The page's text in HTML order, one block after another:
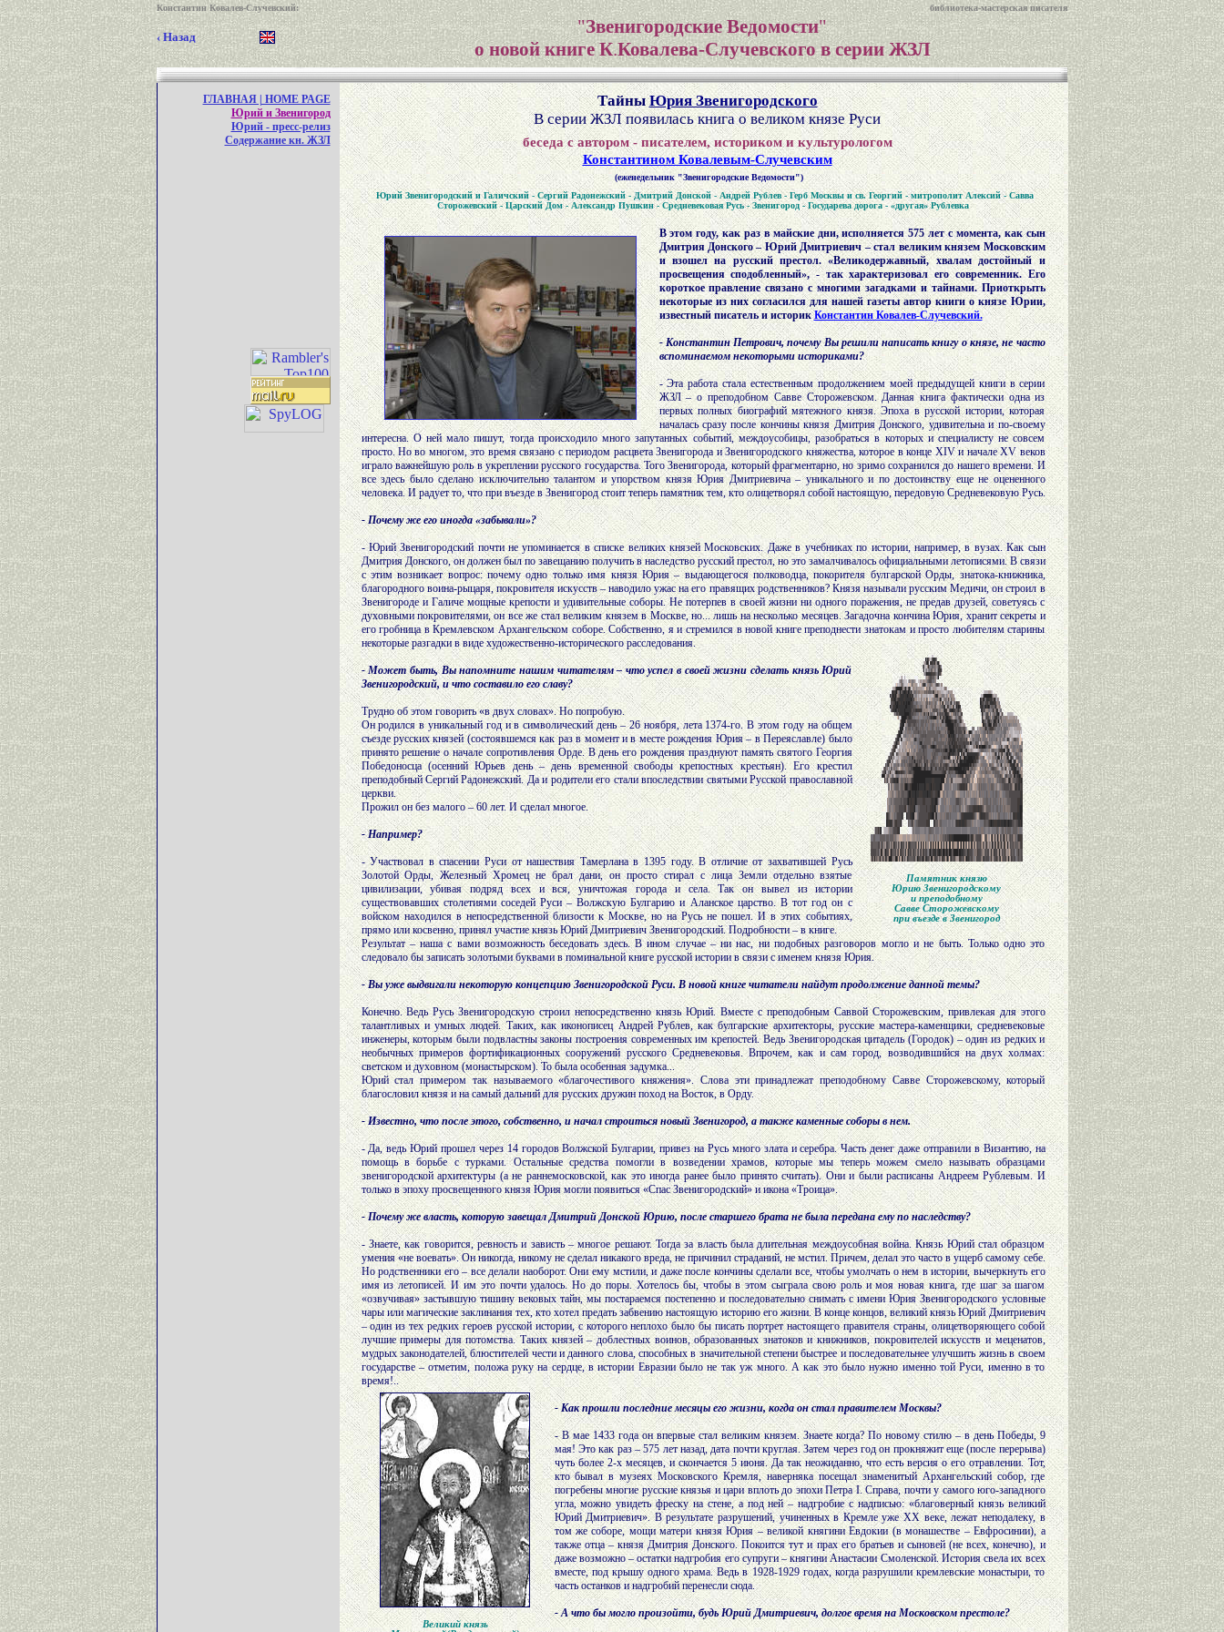
Константин Ковалев-Случевский: библиотека-мастерская писателя
‹ Назад "Звенигородские Ведомости"
о новой книге К.Ковалева-Случевского в серии ЖЗЛ
ГЛАВНАЯ | HOME PAGE
Юрий и Звенигород
Юрий - пресс-релиз
Содержание кн. ЖЗЛ
ТайныЮрия Звенигородского
В серии ЖЗЛ появилась книга о великом князе Руси
беседа с автором - писателем, историком и культурологом
Константином Ковалевым-Случевским
(еженедельник "Звенигородские Ведомости")
Юрий Звенигородский и Галичский - Сергий Радонежский - Дмитрий Донской - Андрей Рублев - Герб Москвы и св. Георгий - митрополит Алексий - Савва
Сторожевский - Царский Дом - Александр Пушкин - Средневековая Русь - Звенигород - Государева дорога - «другая» Рублевка
В этом году, как раз в майские дни, исполняется 575 лет с момента, как сын
Дмитрия Донского – Юрий Дмитриевич – стал великим князем Московским
и взошел на русский престол. «Великодержавный, хвалам достойный и
просвещения сподобленный», - так характеризовал его современник. Его
короткое правление связано с многими загадками и тайнами. Приоткрыть
некоторые из них согласился для нашей газеты автор книги о князе Юрии,
известный писатель и историкКонстантин Ковалев-Случевский.
- Константин Петрович, почему Вы решили написать книгу о князе, не часто
вспоминаемом некоторыми историками?
- Эта работа стала естественным продолжением моей предыдущей книги в серии
ЖЗЛ – о преподобном Савве Сторожевском. Данная книга фактически одна из
первых полных биографий мятежного князя. Эпоха в русской истории, которая
началась сразу после кончины князя Дмитрия Донского, удивительна и по-своему
интересна. О ней мало пишут, тогда происходило много запутанных событий, междоусобицы, разобраться в которых и специалисту не совсем
просто. Но во многом, это время связано с периодом расцвета Звенигорода и Звенигородского княжества, которое в конце XIV и начале XV веков
играло важнейшую роль в укреплении русского государства. Того Звенигорода, который фрагментарно, но зримо сохранился до нашего времени. И
все здесь было сделано исключительно талантом и упорством князя Юрия Дмитриевича – уникального и по достоинству еще не оцененного
человека. И радует то, что при въезде в Звенигород стоит теперь памятник тем, кто олицетворял собой настоящую, передовую Средневековую Русь.
- Почему же его иногда «забывали»?
- Юрий Звенигородский почти не упоминается в списке великих князей Московских. Даже в учебниках по истории, например, в вузах. Как сын
Дмитрия Донского, он должен был по завещанию получить в наследство русский престол, но это замалчивалось официальными летописями. В связи
с этим возникает вопрос: почему одно только имя князя Юрия – выдающегося полководца, покорителя булгарской Орды, знатока-книжника,
благородного воина-рыцаря, покровителя искусств – наводило ужас на его правящих родственников? Князя называли русским Медичи, он строил в
Звенигороде и Галиче мощные крепости и удивительные соборы. Не потерпев в своей жизни ни одного поражения, не предав друзей, советуясь с
духовными покровителями, он все же стал великим князем в Москве, но... лишь на несколько месяцев. Загадочна кончина Юрия, хранит секреты и
его гробница в Кремлевском Архангельском соборе. Собственно, я и стремился в новой книге преподнести знатокам и просто любителям старины
некоторые разгадки в виде художественно-исторического расследования.
Памятник князю
Юрию Звенигородскому
и преподобному
Савве Сторожевскому
при въезде в Звенигород
- Может быть, Вы напомните нашим читателям – что успел в своей жизни сделать князь Юрий
Звенигородский, и что составило его славу?
Трудно об этом говорить «в двух словах». Но попробую.
Он родился в уникальный год и в символический день – 26 ноября, лета 1374-го. В этом году на общем
съезде русских князей (состоявшемся как раз в момент и в месте рождения Юрия – в Переяславле) было
принято решение о начале сопротивления Орде. В день его рождения празднуют память святого Георгия
Победоносца (осенний Юрьев день – день временной свободы крепостных крестьян). Его крестил
преподобный Сергий Радонежский. Да и родители его стали впоследствии святыми Русской православной
церкви.
Прожил он без малого – 60 лет. И сделал многое.
- Например?
- Участвовал в спасении Руси от нашествия Тамерлана в 1395 году. В отличие от захватившей Русь
Золотой Орды, Железный Хромец не брал дани, он просто стирал с лица Земли отдельно взятые
цивилизации, убивая подряд всех и вся, уничтожая города и села. Так он вывел из истории
существовавших столетиями соседей Руси – Волжскую Булгарию и Аланское царство. В тот год он с
войском находился в непосредственной близости к Москве, но на Русь не пошел. И в этих событиях,
прямо или косвенно, принял участие князь Юрий Дмитриевич Звенигородский. Подробности – в книге.
Результат – наша с вами возможность беседовать здесь. В ином случае – ни нас, ни подобных разговоров могло и не быть. Только одно это
следовало бы записать золотыми буквами в поминальной книге русской истории в связи с именем князя Юрия.
- Вы уже выдвигали некоторую концепцию Звенигородской Руси. В новой книге читатели найдут продолжение данной темы?
Конечно. Ведь Русь Звенигородскую строил непосредственно князь Юрий. Вместе с преподобным Саввой Сторожевским, привлекая для этого
талантливых и умных людей. Таких, как иконописец Андрей Рублев, как булгарские архитекторы, русские мастера-каменщики, средневековые
инженеры, которым были подвластны законы построения современных им крепостей. Ведь Звенигородская цитадель (Городок) – один из редких и
необычных примеров фортификационных сооружений русского Средневековья. Впрочем, как и сам город, возводившийся на двух холмах:
светском и духовном (монастырском). То была особенная задумка...
Юрий стал примером так называемого «благочестивого княжения». Слова эти принадлежат преподобному Савве Сторожевскому, который
благословил князя и на самый дальний для русских дружин поход на Восток, в Орду.
- Известно, что после этого, собственно, и начал строиться новый Звенигород, а также каменные соборы в нем.
- Да, ведь Юрий прошел через 14 городов Волжской Булгарии, привез на Русь много злата и серебра. Часть денег даже отправили в Византию, на
помощь в борьбе с турками. Остальные средства помогли в возведении храмов, которые мы теперь можем смело называть образцами
звенигородской архитектуры (а не раннемосковской, как это иногда ранее было принято считать). Они и были расписаны Андреем Рублевым. И
только в эпоху просвещенного князя Юрия могли появиться «Спас Звенигородский» и икона «Троица».
- Почему же власть, которую завещал Дмитрий Донской Юрию, после старшего брата не была передана ему по наследству?
- Знаете, как говорится, ревность и зависть – многое решают. Тогда за власть была длительная междоусобная война. Князь Юрий стал образцом
умения «не воевать». Он никогда, никому не сделал никакого вреда, не причинил страданий, не мстил. Причем, делал это часто в ущерб самому себе.
Но родственники его – все делали наоборот. Они ему мстили, и даже после кончины сделали все, чтобы умолчать о нем в истории, вычеркнуть его
имя из летописей. И им это почти удалось. Но до поры. Хотелось бы, чтобы в этом сыграла свою роль и моя новая книга, где шаг за шагом
«озвучивая» застывшую тишину вековых тайн, мы постараемся постепенно и последовательно снимать с имени Юрия Звенигородского условные
чары или магические заклинания тех, кто хотел предать забвению настоящую историю его жизни. В конце концов, великий князь Юрий Дмитриевич
– один из тех редких героев русской истории, с которого неплохо было бы писать портрет настоящего правителя страны, олицетворяющего собой
лучшие примеры для потомства. Таких князей – доблестных воинов, образованных знатоков и книжников, покровителей искусств и меценатов,
мудрых законодателей, блюстителей чести и данного слова, способных в значительной степени быстрее и последовательнее улучшить жизнь в своем
государстве – отметим, положа руку на сердце, в истории Евразии было не так уж много. А как это было нужно именно той Руси, именно в то
время!..
Великий князь
- Как прошли последние месяцы его жизни, когда он стал правителем Москвы?
- В мае 1433 года он впервые стал великим князем. Знаете когда? По новому стилю – в день Победы, 9
мая! Это как раз – 575 лет назад, дата почти круглая. Затем через год он прокняжит еще (после перерыва)
чуть более 2-х месяцев, и скончается 5 июня. Да так неожиданно, что есть версия о его отравлении. Тот,
кто бывал в музеях Московского Кремля, наверняка посещал знаменитый Архангельский собор, где
погребены многие русские князья и цари вплоть до эпохи Петра I. Справа, почти у самого юго-западного
угла, можно увидеть фреску на стене, а под ней – надгробие с надписью: «благоверный князь великий
Юрий Дмитриевич». В результате разрушений, учиненных в Кремле уже XX веке, лежат неподалеку, в
том же соборе, мощи матери князя Юрия – великой княгини Евдокии (в монашестве – Евфросинии), а
также отца – князя Дмитрия Донского. Покоится тут и прах его братьев и сыновей (не всех, конечно), и
даже возможно – остатки надгробия его супруги – княгини Анастасии Смоленской. История свела их всех
вместе, под крышу одного храма. Ведь в 1928-1929 годах, когда разрушили кремлевские монастыри, то
часть останков и надгробий перенесли сюда.
- А что бы могло произойти, будь Юрий Дмитриевич, долгое время на Московском престоле?